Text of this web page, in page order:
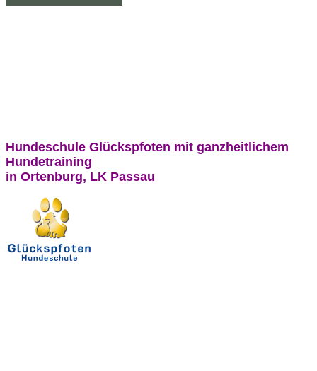
Hundeschule Glückspfoten mit ganzheitlichem
Hundetraining
in Ortenburg, LK Passau